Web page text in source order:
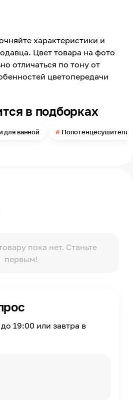
характеристики и
Цвет товара на фото
отличаться по тону от
цветопередачи
в подборках
для ванной Полотенцесушители
пока нет. Станьте
первым!
19:00 или завтра в